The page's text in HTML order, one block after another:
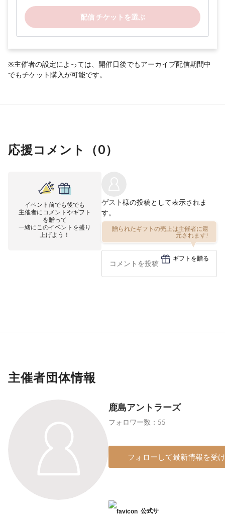
配信 チケットを選ぶ
※主催者の設定によっては、開催日後でもアーカイブ配信期間中
でもチケット購入が可能です。
応援コメント（0）
イベント前でも後でも
主催者にコメントやギフト
を贈って
一緒にこのイベントを盛り
上げよう！
ゲスト様の投稿として表示されま
す。
贈られたギフトの売上は主催者に還
元されます!
ギフトを贈る
主催者団体情報
鹿島アントラーズ
フォロワー数：55
フォローして最新情報を受
公式サ